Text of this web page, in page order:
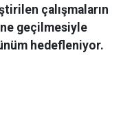
çalışmaların
geçilmesiyle
hedefleniyor.